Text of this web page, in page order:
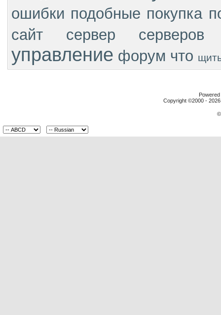
ошибки подобные покупка
сайт
сервер серверов
управление форум что
Copyright ©2000 -
©